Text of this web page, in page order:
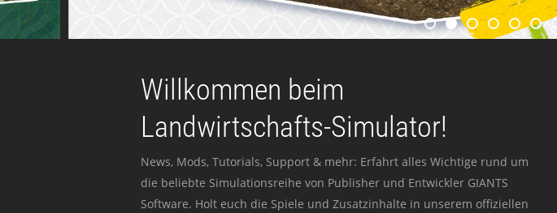
Willkommen beim
Landwirtschafts-Simulator!
News, Mods, Tutorials, Support & mehr: Erfahrt alles Wichtige rund um
die beliebte Simulationsreihe von Publisher und Entwickler GIANTS
Software. Holt euch die Spiele und Zusatzinhalte in unserem offiziellen